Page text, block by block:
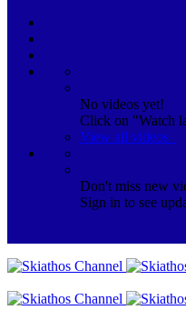
No videos yet!
Click on "Watch
View all videos
Don't miss new
Sign in to see